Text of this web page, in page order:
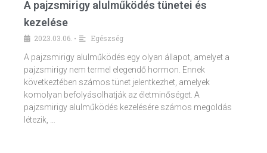
A pajzsmirigy alulműködés tünetei és
kezelése
2023.03.06. •
Egészség
A pajzsmirigy alulműködés egy olyan állapot, amelyet a
pajzsmirigy nem termel elegendő hormon. Ennek
következtében számos tünet jelentkezhet, amelyek
komolyan befolyásolhatják az életminőséget. A
pajzsmirigy alulműködés kezelésére számos megoldás
létezik, …